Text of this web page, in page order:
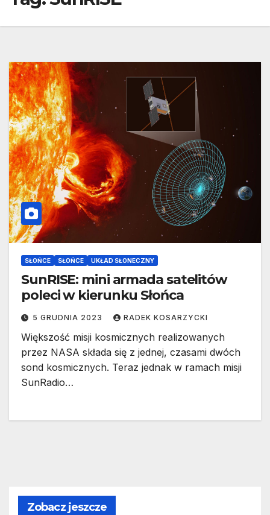
SŁOŃCE SŁOŃCE UKŁAD SŁONECZNY
SunRISE: mini armada satelitów
poleci w kierunku Słońca
5 GRUDNIA 2023 RADEK KOSARZYCKI
Większość misji kosmicznych realizowanych
przez NASA składa się z jednej, czasami dwóch
sond kosmicznych. Teraz jednak w ramach misji
SunRadio…
Zobacz jeszcze